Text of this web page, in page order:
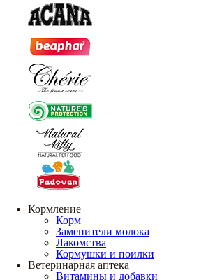
Кормление
Корм
Заменители молока
Лакомства
Кормушки и поилки
Ветеринарная аптека
Витамины и добавки